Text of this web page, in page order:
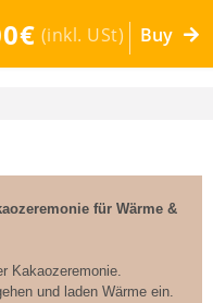
(inkl. USt) Buy
für Wärme &
Kakaozeremonie.
und laden Wärme ein.